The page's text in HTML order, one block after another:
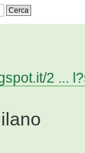
2 ...